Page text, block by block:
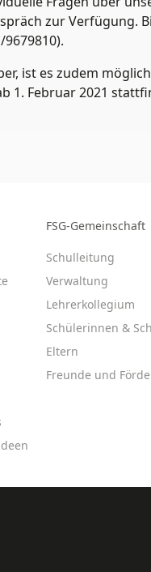
zur Verfügung.
ist es zudem
1. Februar 2021
FSG-Gemeinschaft
Schulleitung
Verwaltung
Lehrerkollegium
Schülerinnen &
Eltern
Freunde und